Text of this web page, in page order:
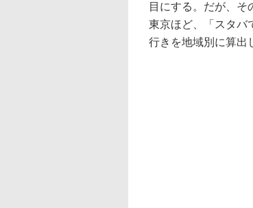
目にする。だが、そ
東京ほど、「スタバ
行きを地域別に算出